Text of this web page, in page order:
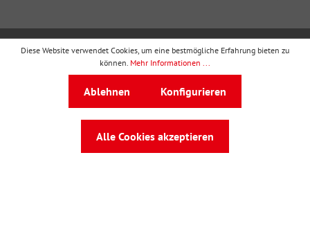
wbv Publikationist ein Geschäftsbereich von
Auf dem Esch 4 · 33619 Bielefeld · Telefon
service@wbv.de
Folgen Sie uns auf:
Diese Website verwendet Cookies, um eine bestmögliche Erfahrung bieten zu
können. Mehr Informationen ...
Ablehnen Konfigurieren
Alle Cookies akzeptieren